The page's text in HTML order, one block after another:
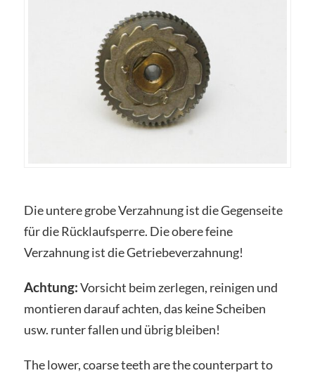
Die untere grobe Verzahnung ist die Gegenseite
für die Rücklaufsperre. Die obere feine
Verzahnung ist die Getriebeverzahnung!
Achtung:Vorsicht beim zerlegen, reinigen und
montieren darauf achten, das keine Scheiben
usw. runter fallen und übrig bleiben!
The lower, coarse teeth are the counterpart to